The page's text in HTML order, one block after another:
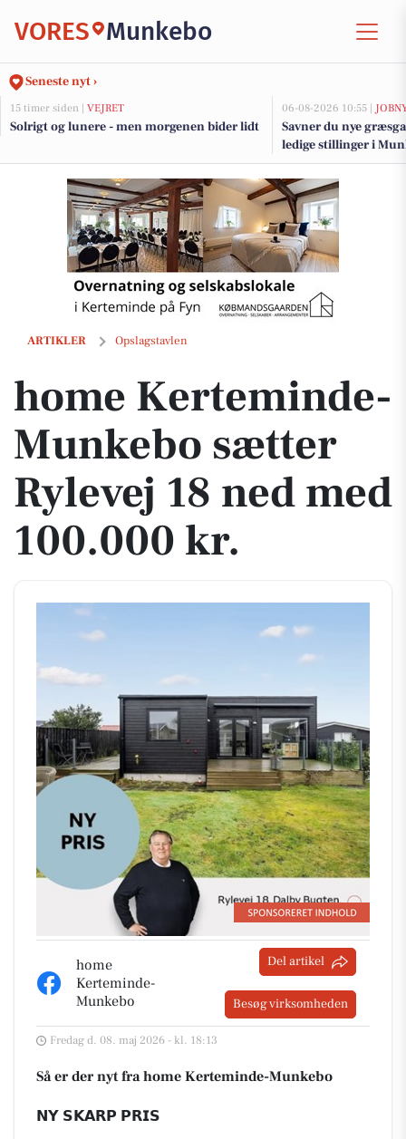
VORES Munkebo
Seneste nyt ›
15 timer siden | VEJRET
Solrigt og lunere - men morgenen bider lidt
06-08-2026 10:55 |
Savner du nye
ledige stillinger i
ARTIKLER Opslagstavlen
home Kerteminde-Munkebo sætter Rylevej 18 ned med 100.000 kr.
home Kerteminde-
Munkebo sætter
Rylevej 18 ned med
100.000 kr.
home
Kerteminde-
Munkebo
Del artikel
Besøg virksomheden
Fredag d. 08. maj 2026 - kl. 18:13
Så er der nyt fra home Kerteminde-Munkebo
𝗡𝗬 𝗦𝗞𝗔𝗥𝗣 𝗣𝗥𝗜𝗦